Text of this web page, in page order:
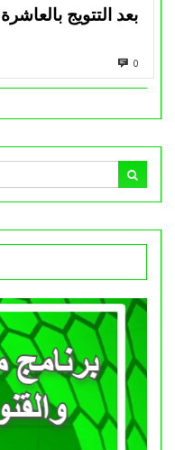
بعد التتويج
0